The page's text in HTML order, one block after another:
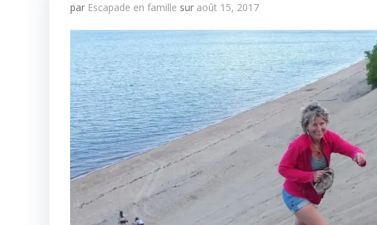
par Escapade en famille sur août 15, 2017